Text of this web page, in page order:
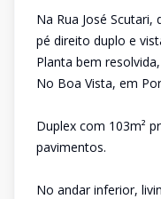
Na Rua José
pé direito duplo e
Planta bem resolvida,
No Boa Vista, em
Duplex com 103m²
pavimentos.
No andar inferior,